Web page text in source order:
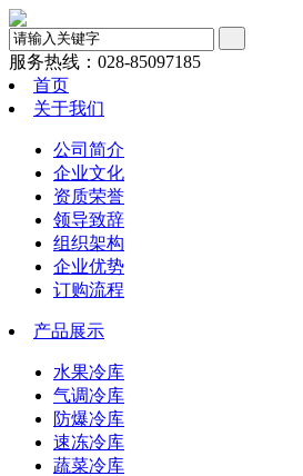
服务热线： 028-85097185
首页
关于我们
公司简介
企业文化
资质荣誉
领导致辞
组织架构
企业优势
订购流程
产品展示
水果冷库
气调冷库
防爆冷库
速冻冷库
蔬菜冷库